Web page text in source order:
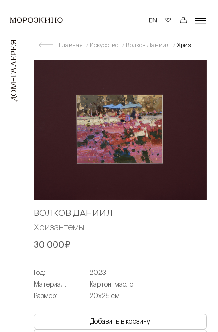
Главная Искусство Волков Даниил Хризантемы
ВОЛКОВ ДАНИИЛ
Хризантемы
30 000₽
Год:
2023
Материал:
Картон, масло
Размер:
20х25 см
Добавить в корзину